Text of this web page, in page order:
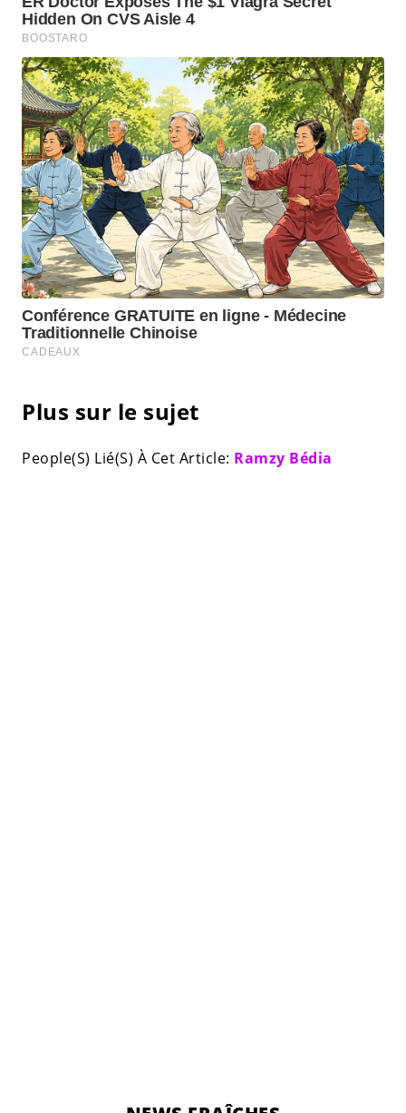
Plus sur le sujet
People(S) Lié(S) À Cet Article: Ramzy Bédia